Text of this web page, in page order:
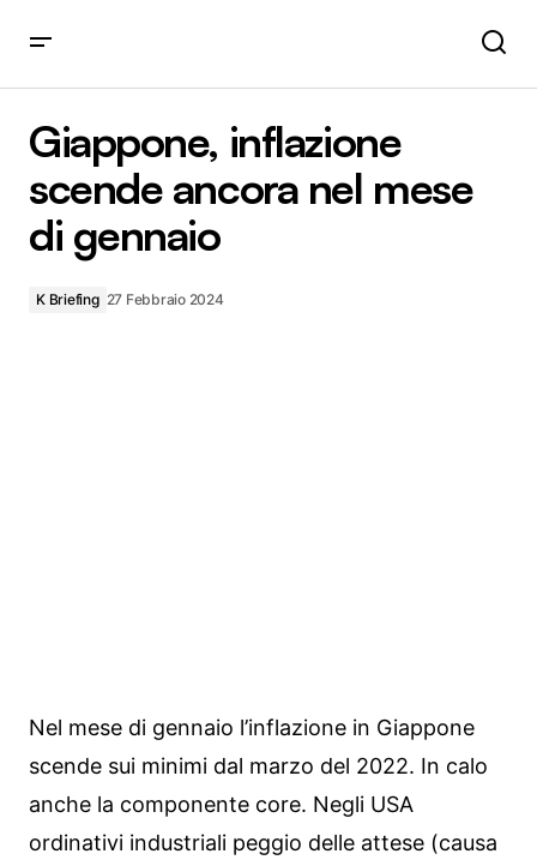
Giappone, inflazione
scende ancora nel mese
di gennaio
K Briefing 27 Febbraio 2024
Nel mese di gennaio l’inflazione in Giappone
scende sui minimi dal marzo del 2022. In calo
anche la componente core. Negli USA
ordinativi industriali peggio delle attese (causa